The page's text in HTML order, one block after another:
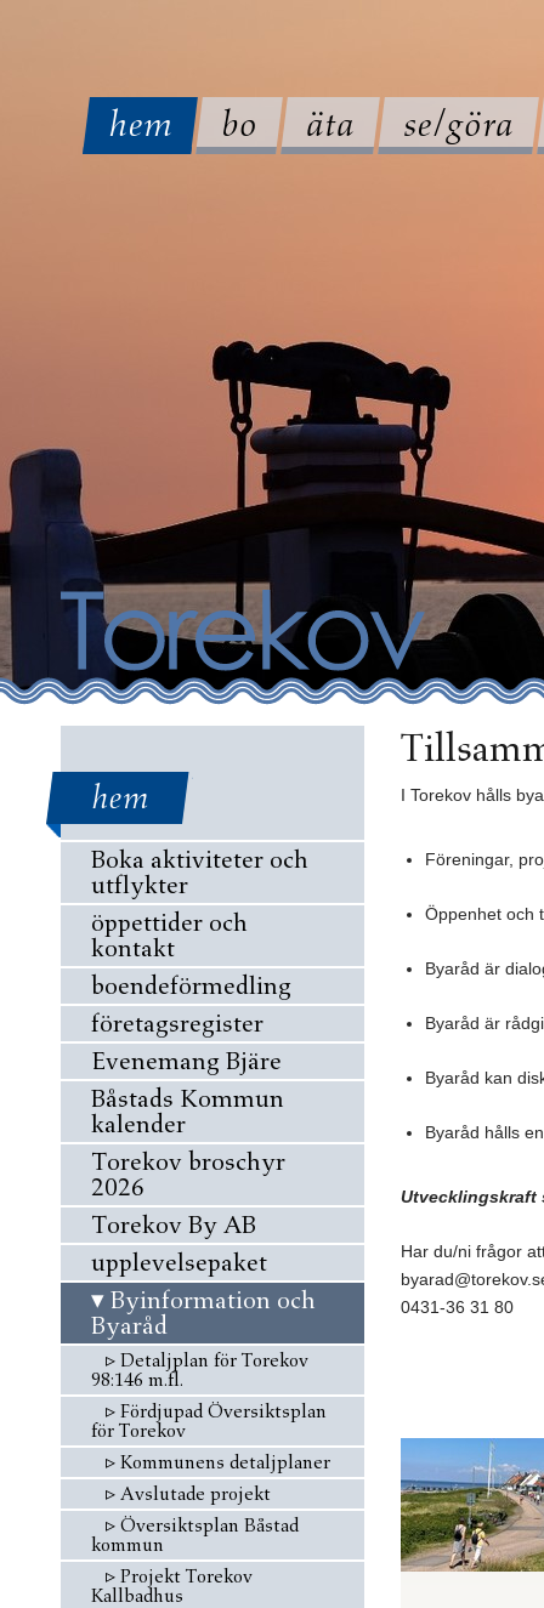
hem bo äta se/göra
hem
Boka aktiviteter och
utflykter
öppettider och
kontakt
boendeförmedling
företagsregister
Evenemang Bjäre
Båstads Kommun
kalender
Torekov broschyr
2026
Torekov By AB
upplevelsepaket
▾ Byinformation och
Byaråd
▹ Detaljplan för Torekov
98:146 m.fl.
▹ Fördjupad Översiktsplan
för Torekov
▹ Kommunens detaljplaner
▹ Avslutade projekt
▹ Översiktsplan Båstad
kommun
▹ Projekt Torekov
Kallbadhus
I Torekov hålls
Föreningar,
Öppenhet och
Byaråd är
Byaråd är
Byaråd kan
Byaråd hålls
Utvecklingskraft
Har du/ni frågor
0431-36 31 80